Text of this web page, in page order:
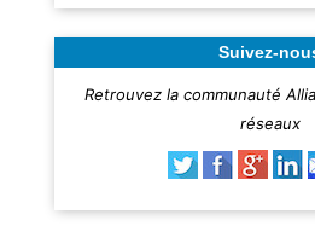
Suivez-
Retrouvez la communauté
réseaux